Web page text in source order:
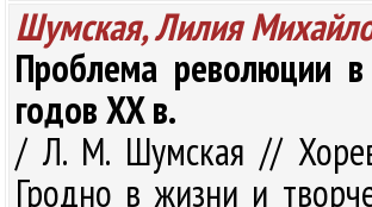
Шумская, Лилия
Проблема революции
годов XX в.
/ Л. М. Шумская //
Гродно в жизни и